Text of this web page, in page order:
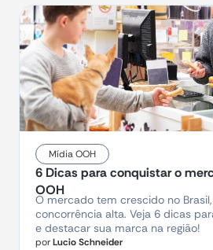
Mídia OOH
6 Dicas para conquistar o
OOH
O mercado tem crescido no
concorrência alta. Veja 6 dicas
e destacar sua marca na região!
porLucio Schneider